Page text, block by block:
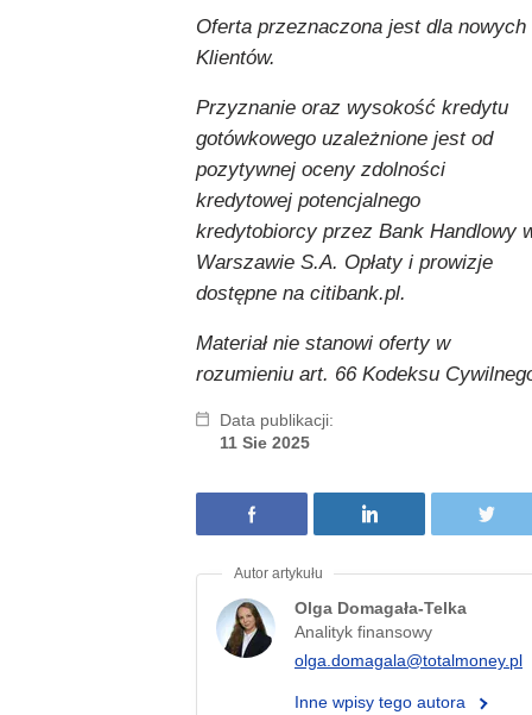
Oferta przeznaczona jest dla nowych
Klientów.
Przyznanie oraz wysokość kredytu
gotówkowego uzależnione jest od
pozytywnej oceny zdolności
kredytowej potencjalnego
kredytobiorcy przez Bank Handlowy
Warszawie S.A. Opłaty i prowizje
dostępne na citibank.pl.
Materiał nie stanowi oferty w
rozumieniu art. 66 Kodeksu
Data publikacji:
11 Sie 2025
Olga Domagała-Telka
Analityk finansowy
olga.domagala@totalmoney.pl
Inne wpisy tego autora